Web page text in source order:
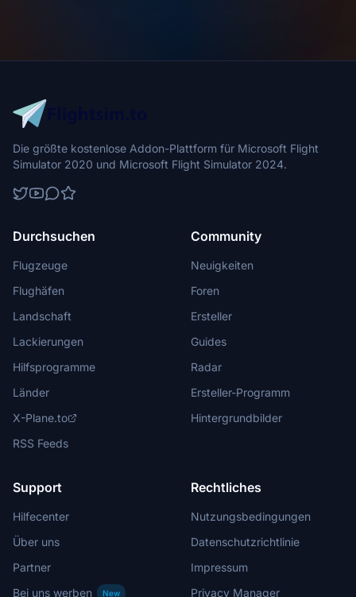
Die größte kostenlose Addon-Plattform für Microsoft Flight
Simulator 2020 und Microsoft Flight Simulator 2024.
Durchsuchen
Flugzeuge
Flughäfen
Landschaft
Lackierungen
Hilfsprogramme
Länder
X-Plane.to
RSS Feeds
Community
Neuigkeiten
Foren
Ersteller
Guides
Radar
Ersteller-Programm
Hintergrundbilder
Support
Hilfecenter
Über uns
Partner
Bei uns werben
New
Rechtliches
Nutzungsbedingungen
Datenschutzrichtlinie
Impressum
Privacy Manager